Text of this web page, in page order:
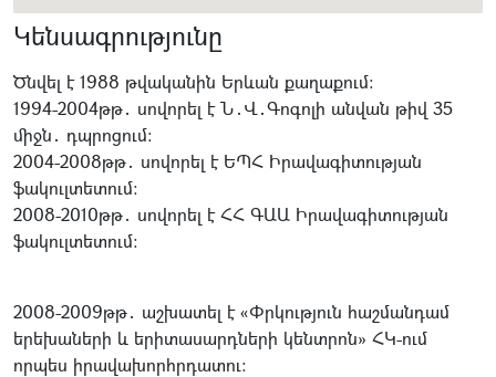
Կենսագրությունը
Ծնվել է 1988 թվականին Երևան քաղաքում։
1994-2004թթ․ սովորել է Ն․Վ․Գոգոլի անվան թիվ 35
միջն․ դպրոցում։
2004-2008թթ․ սովորել է ԵՊՀ Իրավագիտության
ֆակուլտետում։
2008-2010թթ․ սովորել է ՀՀ ԳԱԱ Իրավագիտության
ֆակուլտետում։
2008-2009թթ․ աշխատել է «Փրկություն հաշմանդամ
երեխաների և երիտասարդների կենտրոն» ՀԿ-ում
որպես իրավախորհրդատու։